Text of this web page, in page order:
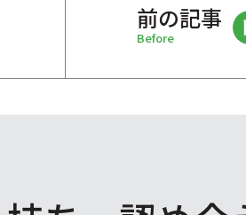
前の記事
Before